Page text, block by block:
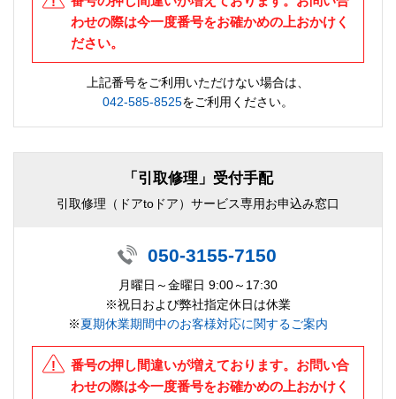
わせの際は今一度番号をお確かめの上おかけく
ださい。
上記番号をご利用いただけない場合は、
042-585-8525をご利用ください。
「引取修理」受付手配
引取修理（ドアtoドア）サービス専用お申込み窓口
050-3155-7150
月曜日～金曜日 9:00～17:30
※祝日および弊社指定休日は休業
※夏期休業期間中のお客様対応に関するご案内
番号の押し間違いが増えております。お問い合
わせの際は今一度番号をお確かめの上おかけく